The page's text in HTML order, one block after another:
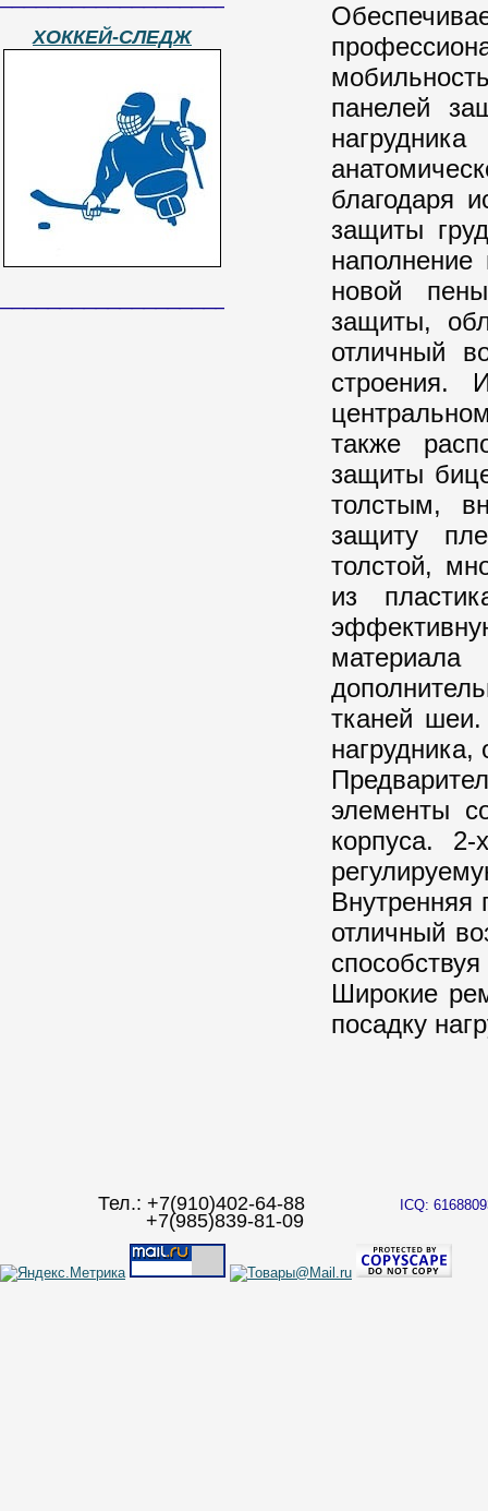
ХОККЕЙ-СЛЕДЖ
______________________________
панелей
благодаря
защиты
новой
защиты,
отличный
строения.
также
защиты
толстым,
защиту
толстой,
из
тканей
элементы
корпуса.
Внутренняя
отличный
Широкие
посадку
Тел.: +7(910)402-64-88
+7(985)839-81-09
ICQ: